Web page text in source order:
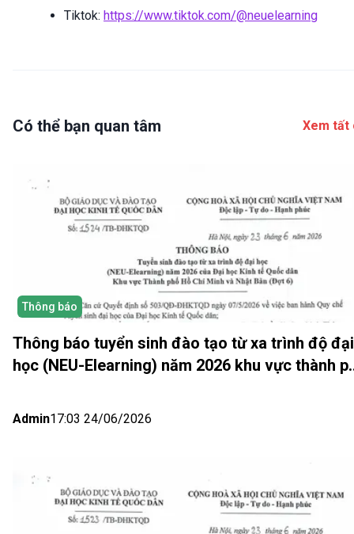
Tiktok: https://www.tiktok.com/@neuelearning
Có thể bạn quan tâm Xem tất
Thông báo
Thông báo tuyển sinh đào tạo từ xa trình độ đại
học (NEU-Elearning) năm 2026 khu vực thành
Admin17:03 24/06/2026